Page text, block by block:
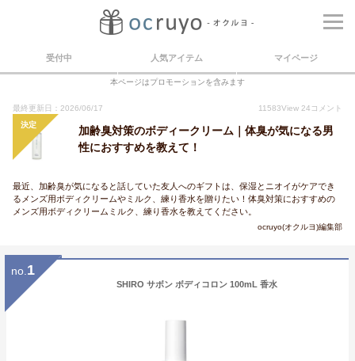
受付中 人気アイテム マイページ
本ページはプロモーションを含みます
最終更新日：2026/06/17 11583View 24 コメント
決定
加齢臭対策のボディークリーム｜体臭が気になる男
性におすすめを教えて！
最近、加齢臭が気になると話していた友人へのギフトは、保湿とニオイがケアでき
るメンズ用ボディクリームやミルク、練り香水を贈りたい！体臭対策におすすめの
メンズ用ボディクリームミルク、練り香水を教えてください。
ocruyo(オクルヨ)編集部
no. 1
SHIRO サボン ボディコロン 100mL 香水